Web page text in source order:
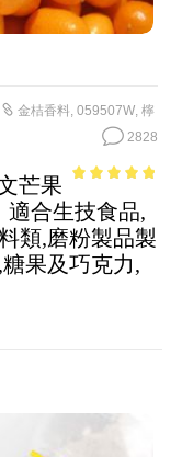
金桔香料, 059507W, 檸
2828
5
芒果
適合生技食品,
類,磨粉製品製
果及巧克力,